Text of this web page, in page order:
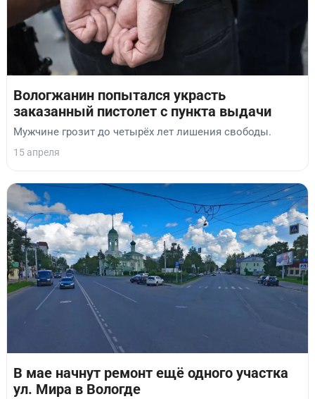
Вологжанин попытался украсть
заказанный пистолет с пункта выдачи
Мужчине грозит до четырёх лет лишения свободы.
15 апреля
В мае начнут ремонт ещё одного участка
ул. Мира в Вологде